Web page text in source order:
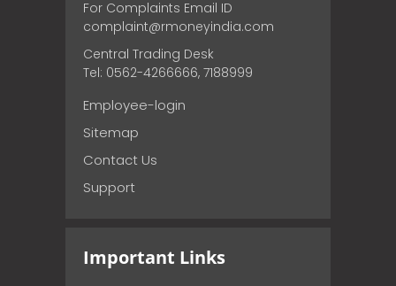
For Complaints Email ID
complaint@rmoneyindia.com
Central Trading Desk
Tel: 0562-4266666, 7188999
Employee-login
Sitemap
Contact Us
Support
Important Links